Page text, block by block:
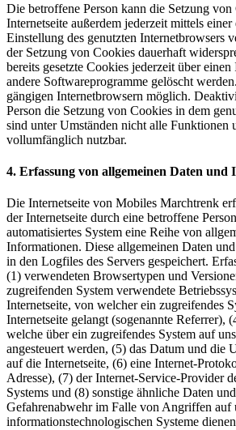
Die betroffene Person kann die Setzung
Internetseite außerdem jederzeit mittels einer
Einstellung des genutzten Internetbrowsers
der Setzung von Cookies dauerhaft
bereits gesetzte Cookies jederzeit über
andere Softwareprogramme gelöscht
gängigen Internetbrowsern möglich.
Person die Setzung von Cookies in dem
sind unter Umständen nicht alle Funktionen
vollumfänglich nutzbar.
4. Erfassung von allgemeinen Daten und
Die Internetseite von Mobiles Marchtrenk
der Internetseite durch eine betroffene
automatisiertes System eine Reihe von
Informationen. Diese allgemeinen Daten
in den Logfiles des Servers gespeichert.
(1) verwendeten Browsertypen und
zugreifenden System verwendete
Internetseite, von welcher ein zugreifendes
Internetseite gelangt (sogenannte Referrer),
welche über ein zugreifendes System auf
angesteuert werden, (5) das Datum und die
auf die Internetseite, (6) eine Internet-
Adresse), (7) der Internet-Service-Provider
Systems und (8) sonstige ähnliche Daten
Gefahrenabwehr im Falle von Angriffen auf
informationstechnologischen Systeme